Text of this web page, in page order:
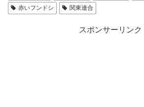
赤いフンドシ
関東連合
スポンサーリンク